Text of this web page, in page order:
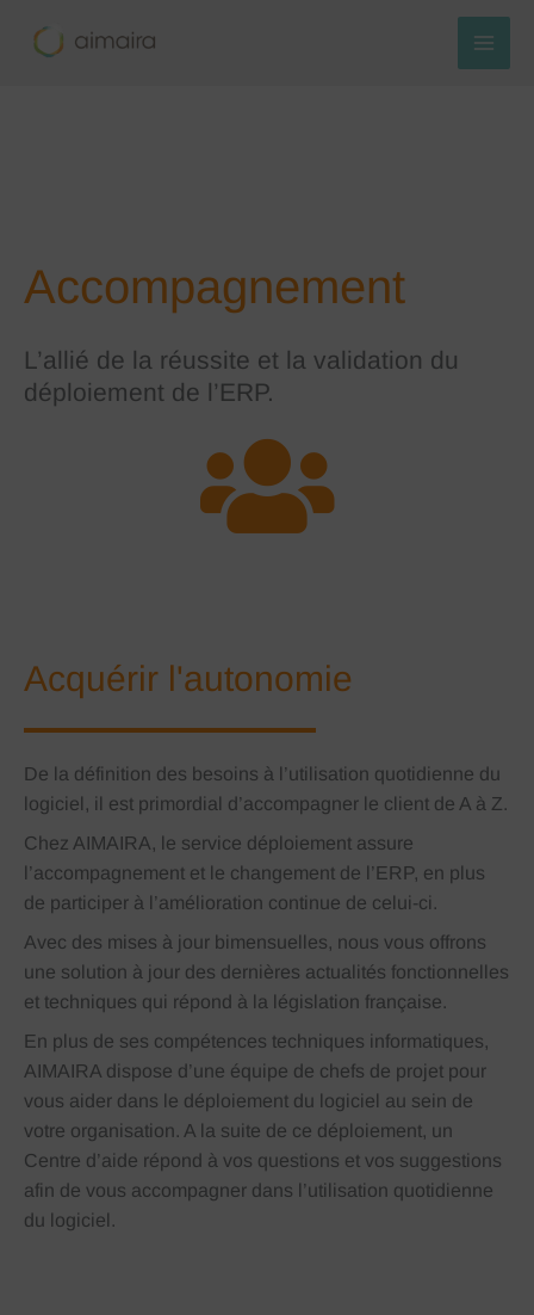
Accompagnement
L’allié de la réussite et la validation du
déploiement de l’ERP.
Acquérir l'autonomie
De la définition des besoins à l’utilisation quotidienne du
logiciel, il est primordial d’accompagner le client de A à Z.
Chez AIMAIRA, le service déploiement assure
l’accompagnement et le changement de l’ERP, en plus
de participer à l’amélioration continue de celui-ci.
Avec des mises à jour bimensuelles, nous vous offrons
une solution à jour des dernières actualités fonctionnelles
et techniques qui répond à la législation française.
En plus de ses compétences techniques informatiques,
AIMAIRA dispose d’une équipe de chefs de projet pour
vous aider dans le déploiement du logiciel au sein de
votre organisation. A la suite de ce déploiement, un
Centre d’aide répond à vos questions et vos suggestions
afin de vous accompagner dans l’utilisation quotidienne
du logiciel.